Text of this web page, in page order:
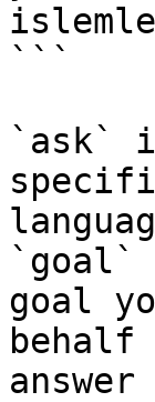
```
`ask`
`goal`
goal